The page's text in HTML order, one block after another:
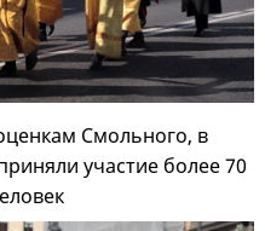
Смольного, в
участие более 70